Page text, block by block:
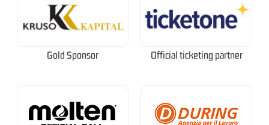
Gold Sponsor Official ticketing partner